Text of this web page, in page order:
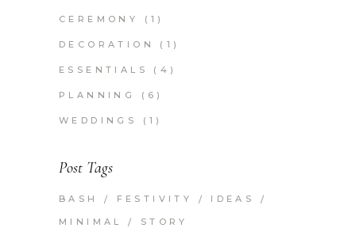
CEREMONY (1)
DECORATION (1)
ESSENTIALS (4)
PLANNING (6)
WEDDINGS (1)
Post Tags
BASH FESTIVITY IDEAS
MINIMAL STORY